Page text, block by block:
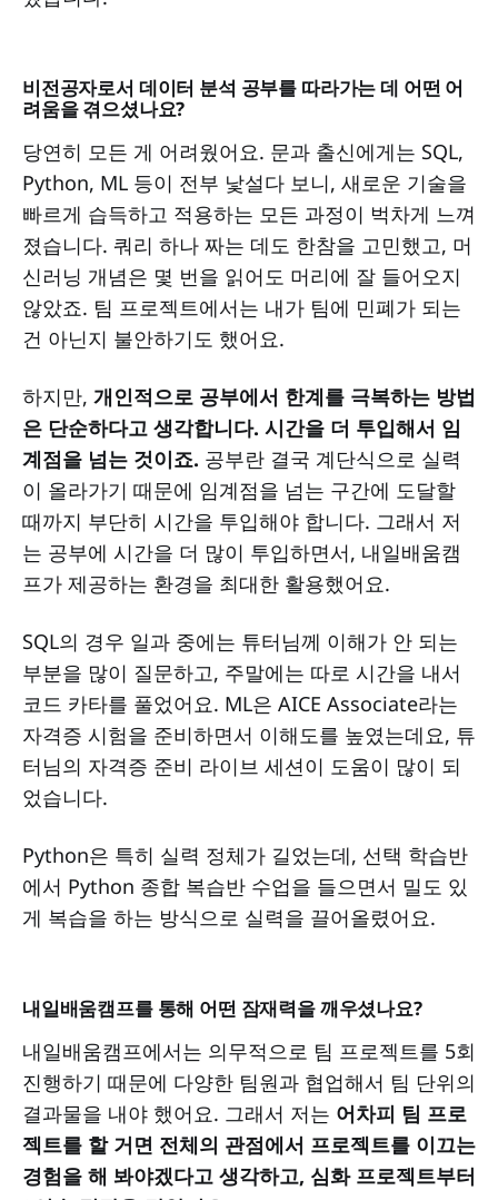
비전공자로서 데이터 분석 공부를 따라가는 데 어떤 어
려움을 겪으셨나요?
당연히 모든 게 어려웠어요. 문과 출신에게는 SQL,
Python, ML 등이 전부 낯설다 보니, 새로운 기술을
빠르게 습득하고 적용하는 모든 과정이 벅차게 느껴
졌습니다. 쿼리 하나 짜는 데도 한참을 고민했고, 머
신러닝 개념은 몇 번을 읽어도 머리에 잘 들어오지
않았죠. 팀 프로젝트에서는 내가 팀에 민폐가 되는
건 아닌지 불안하기도 했어요.
하지만, 개인적으로 공부에서 한계를 극복하는 방법
은 단순하다고 생각합니다. 시간을 더 투입해서 임
계점을 넘는 것이죠. 공부란 결국 계단식으로 실력
이 올라가기 때문에 임계점을 넘는 구간에 도달할
때까지 부단히 시간을 투입해야 합니다. 그래서 저
는 공부에 시간을 더 많이 투입하면서, 내일배움캠
프가 제공하는 환경을 최대한 활용했어요.
SQL의 경우 일과 중에는 튜터님께 이해가 안 되는
부분을 많이 질문하고, 주말에는 따로 시간을 내서
코드 카타를 풀었어요. ML은 AICE Associate라는
자격증 시험을 준비하면서 이해도를 높였는데요, 튜
터님의 자격증 준비 라이브 세션이 도움이 많이 되
었습니다.
Python은 특히 실력 정체가 길었는데, 선택 학습반
에서 Python 종합 복습반 수업을 들으면서 밀도 있
게 복습을 하는 방식으로 실력을 끌어올렸어요.
내일배움캠프를 통해 어떤 잠재력을 깨우셨나요?
내일배움캠프에서는 의무적으로 팀 프로젝트를 5회
진행하기 때문에 다양한 팀원과 협업해서 팀 단위의
결과물을 내야 했어요. 그래서 저는 어차피 팀 프로
젝트를 할 거면 전체의 관점에서 프로젝트를 이끄는
경험을 해 봐야겠다고 생각하고, 심화 프로젝트부터